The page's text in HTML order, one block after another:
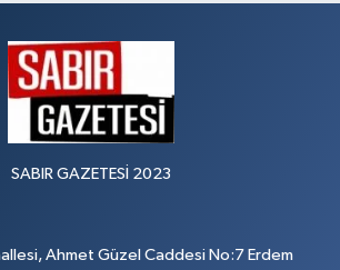
SABIR GAZETESİ 2023
Ahmet Güzel Caddesi No:7 Erdem